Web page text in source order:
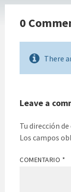
0
There
Leave a
Tu dirección
Los campos
COMENTARIO *